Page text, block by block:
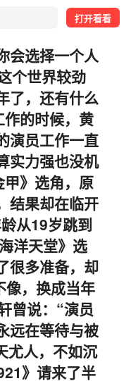
打开看看
会选择一个人
个世界较劲
了，还有什么
的时候，黄
演员工作一直
实力强也没机
》选角，原
结果却在临开
从19岁跳到
洋天堂》选
很多准备，却
像，换成当年
曾说：“演员
远在等待与被
尤人，不如沉
》请来了半